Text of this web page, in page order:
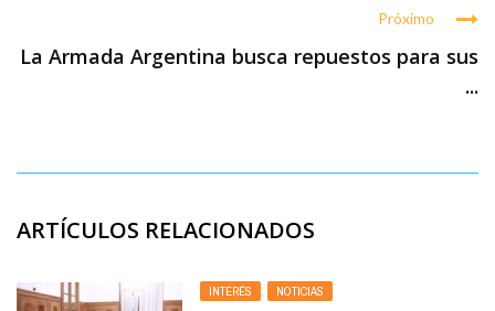
Próximo
La Armada Argentina busca repuestos para sus
...
ARTÍCULOS RELACIONADOS
INTERÉS , NOTICIAS